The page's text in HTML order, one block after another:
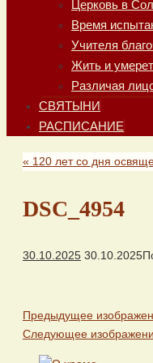
Церковь в
Время
Учителя
Жить и
Различая
СВЯТЫНИ
РАСПИСАНИЕ
« 120 лет со дня
DSC_4954
30.10.2025 30.10.2025
Предыдущее
Следующее